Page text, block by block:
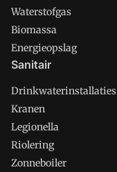
Waterstofgas
Biomassa
Energieopslag
Sanitair
Drinkwaterinstallaties
Kranen
Legionella
Riolering
Zonneboiler